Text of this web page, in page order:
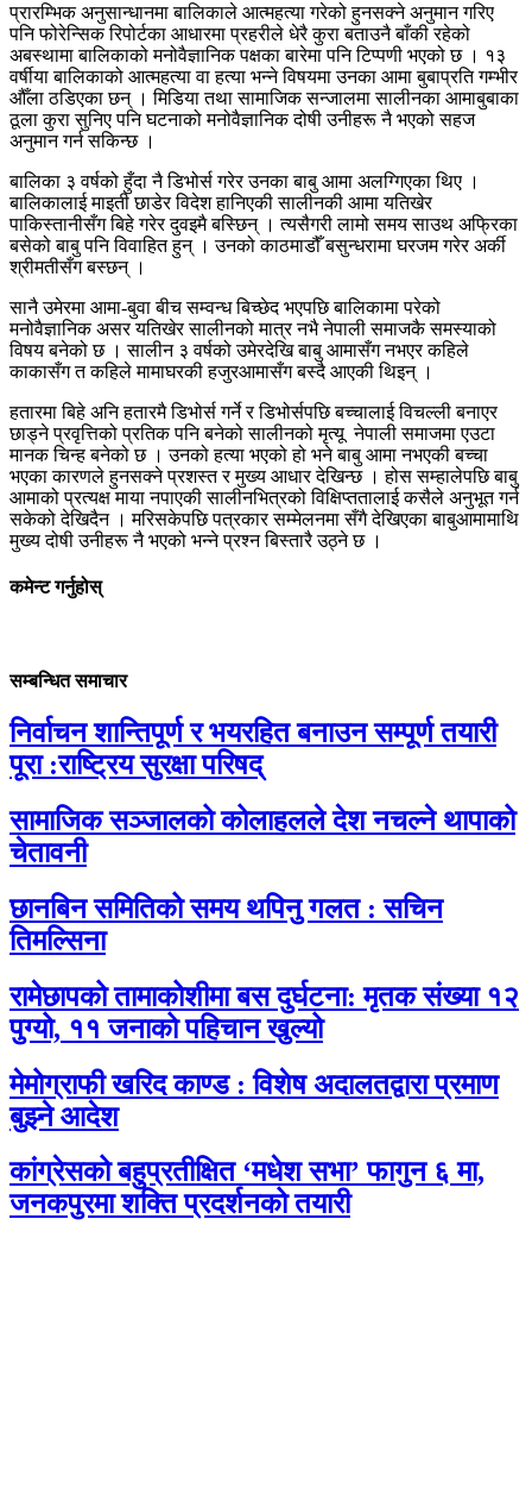
प्रारम्भिक अनुसान्धानमा बालिकाले आत्महत्या गरेको हुनसक्ने अनुमान गरिए
पनि फोरेन्सिक रिपोर्टका आधारमा प्रहरीले धेरै कुरा बताउनै बाँकी रहेको
अबस्थामा बालिकाको मनोवैज्ञानिक पक्षका बारेमा पनि टिप्पणी भएको छ । १३
वर्षीया बालिकाको आत्महत्या वा हत्या भन्ने विषयमा उनका आमा बुबाप्रति गम्भीर
औँला ठडिएका छन् । मिडिया तथा सामाजिक सन्जालमा सालीनका आमाबुबाका
ठूला कुरा सुनिए पनि घटनाको मनोवैज्ञानिक दोषी उनीहरू नै भएको सहज
अनुमान गर्न सकिन्छ ।
बालिका ३ वर्षको हुँदा नै डिभोर्स गरेर उनका बाबु आमा अलग्गिएका थिए ।
बालिकालाई माइती छाडेर विदेश हानिएकी सालीनकी आमा यतिखेर
पाकिस्तानीसँग बिहे गरेर दुवइमै बस्छिन् । त्यसैगरी लामो समय साउथ अफ्रिका
बसेको बाबु पनि विवाहित हुन् । उनको काठमाडौँ बसुन्धरामा घरजम गरेर अर्की
श्रीमतीसँग बस्छन् ।
सानै उमेरमा आमा-बुवा बीच सम्वन्ध बिच्छेद भएपछि बालिकामा परेको
मनोवैज्ञानिक असर यतिखेर सालीनको मात्र नभै नेपाली समाजकै समस्याको
विषय बनेको छ । सालीन ३ वर्षको उमेरदेखि बाबु आमासँग नभएर कहिले
काकासँग त कहिले मामाघरकी हजुरआमासँग बस्दै आएकी थिइन् ।
हतारमा बिहे अनि हतारमै डिभोर्स गर्ने र डिभोर्सपछि बच्चालाई विचल्ली बनाएर
छाड्ने प्रवृत्तिको प्रतिक पनि बनेको सालीनको मृत्यू नेपाली समाजमा एउटा
मानक चिन्ह बनेको छ । उनको हत्या भएको हो भने बाबु आमा नभएकी बच्चा
भएका कारणले हुनसक्ने प्रशस्त र मुख्य आधार देखिन्छ । होस सम्हालेपछि बाबु
आमाको प्रत्यक्ष माया नपाएकी सालीनभित्रको विक्षिप्ततालाई कसैले अनुभूत गर्न
सकेको देखिदैन । मरिसकेपछि पत्रकार सम्मेलनमा सँगै देखिएका बाबुआमामाथि
मुख्य दोषी उनीहरू नै भएको भन्ने प्रश्न बिस्तारै उठ्ने छ ।
कमेन्ट गर्नुहोस्
सम्बन्धित समाचार
निर्वाचन शान्तिपूर्ण र भयरहित बनाउन सम्पूर्ण तयारी
पूरा :राष्ट्रिय सुरक्षा परिषद्
सामाजिक सञ्जालको कोलाहलले देश नचल्ने थापाको
चेतावनी
छानबिन समितिको समय थपिनु गलत : सचिन
तिमल्सिना
रामेछापको तामाकोशीमा बस दुर्घटना: मृतक संख्या १२
पुग्यो, ११ जनाको पहिचान खुल्यो
मेमोग्राफी खरिद काण्ड : विशेष अदालतद्वारा प्रमाण
बुझ्ने आदेश
कांग्रेसको बहुप्रतीक्षित ‘मधेश सभा’ फागुन ६ मा,
जनकपुरमा शक्ति प्रदर्शनको तयारी